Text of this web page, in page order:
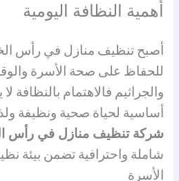
أهمية النظافة اليومية
أصبح تنظيف منازل في رأس
للحفاظ على صحة الأسرة
والجراثيم فالاهتمام بالنظافة
أساسية لحياة صحية ونظيفة
شركة تنظيف منازل في رأس
شاملة واحترافية تضمن بيئة
الأسرة